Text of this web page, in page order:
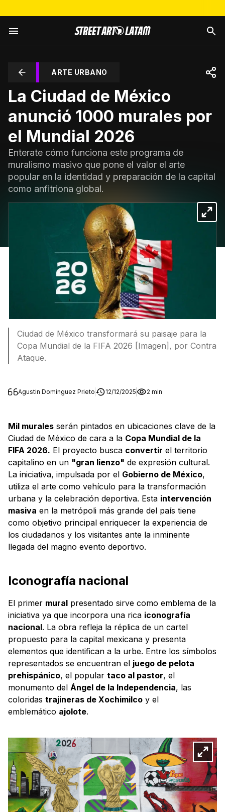
ARTE URBANO
La Ciudad de México
anunció 1000 murales por
el Mundial 2026
Enterate cómo funciona este programa de
muralismo masivo que pone el valor el arte
popular en la identidad y preparación de la capital
como anfitriona global.
Ciudad de México transformará su paisaje para la
Copa Mundial de la FIFA 2026 [Imagen], por Contra
Ataque.
Agustin Dominguez Prieto 12/12/2025 2 min
Mil murales serán pintados en ubicaciones clave de la
Ciudad de México de cara a la Copa Mundial de la
FIFA 2026. El proyecto busca convertir el territorio
capitalino en un "gran lienzo" de expresión cultural.
La iniciativa, impulsada por el Gobierno de México,
utiliza el arte como vehículo para la transformación
urbana y la celebración deportiva. Esta intervención
masiva en la metrópoli más grande del país tiene
como objetivo principal enriquecer la experiencia de
los ciudadanos y los visitantes ante la inminente
llegada del magno evento deportivo.
Iconografía nacional
El primer mural presentado sirve como emblema de la
iniciativa ya que incorpora una rica iconografía
nacional. La obra refleja la réplica de un cartel
propuesto para la capital mexicana y presenta
elementos que identifican a la urbe. Entre los símbolos
representados se encuentran el juego de pelota
prehispánico, el popular taco al pastor, el
monumento del Ángel de la Independencia, las
coloridas trajineras de Xochimilco y el
emblemático ajolote.